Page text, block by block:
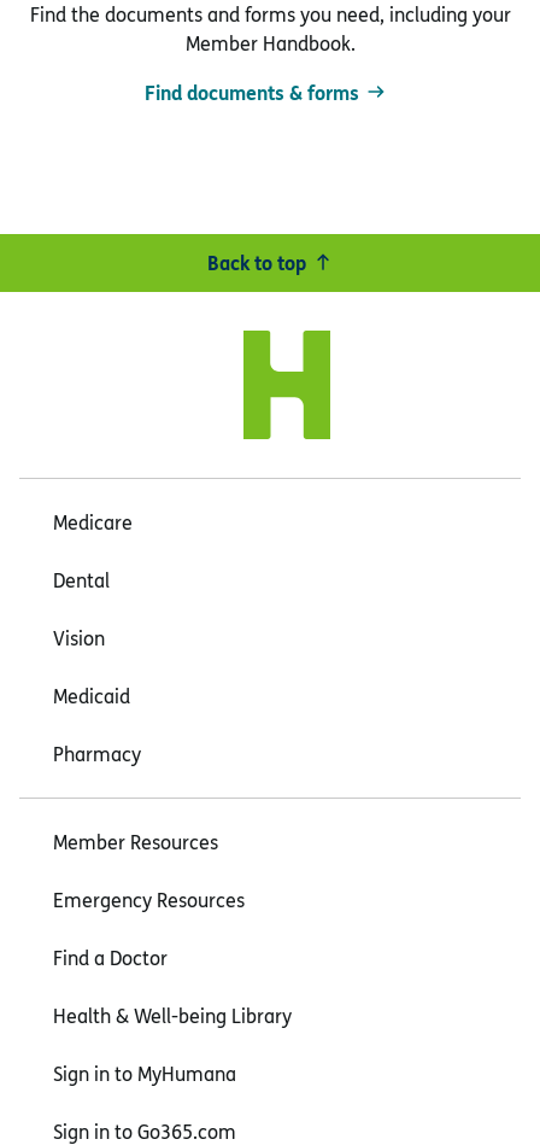
Find the documents and forms you need, including your
Member Handbook.
Find documents & forms
Back to top
Medicare
Dental
Vision
Medicaid
Pharmacy
Member Resources
Emergency Resources
Find a Doctor
Health & Well-being Library
Sign in to MyHumana
Sign in to Go365.com